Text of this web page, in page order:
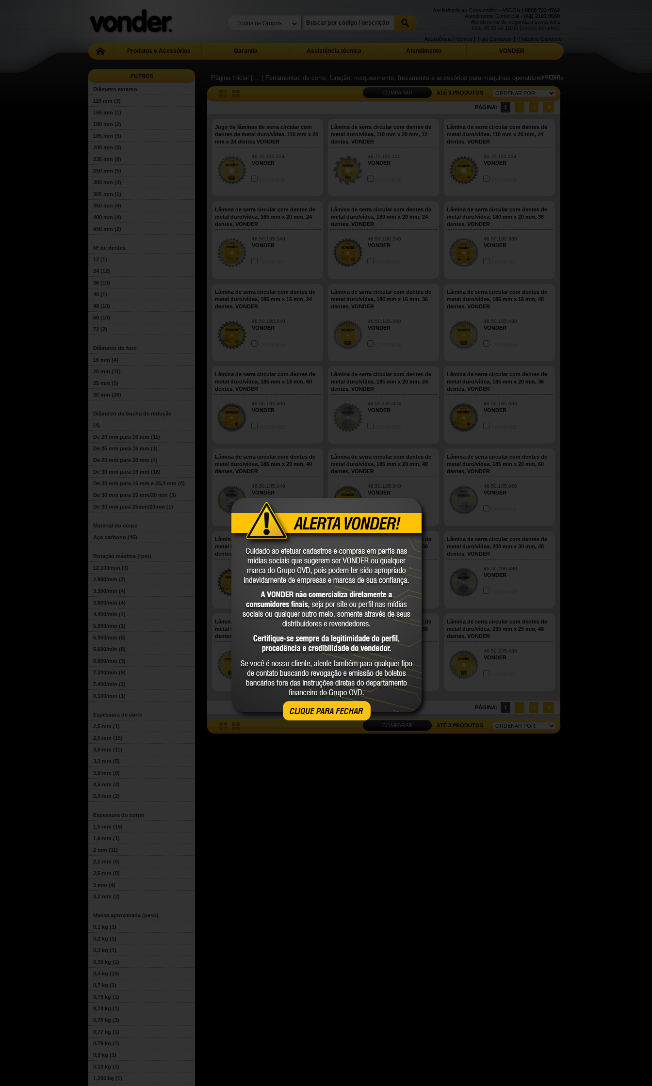
CLIQUE PARA FECHAR
Assistência ao Consumidor - ASCON | 0800 723 4762
Atendimento Comercial - (41) 2101 0550
Atendimento de segunda a sexta-feira
Das 08:00 às 18:00 (exceto feriados)
Trabalhe Conosco
Fale Conosco
Assistência Técnica
Produtos e Acessórios Garantia Assistência técnica Atendimento VONDER
FILTROS
Diâmetro externo
110 mm (3)
165 mm (1)
180 mm (2)
185 mm (9)
200 mm (3)
235 mm (8)
250 mm (5)
300 mm (4)
305 mm (1)
350 mm (4)
400 mm (4)
450 mm (2)
Nº de dentes
12 (1)
24 (12)
36 (10)
40 (1)
48 (10)
60 (10)
72 (2)
Diâmetro do furo
16 mm (4)
20 mm (11)
25 mm (5)
30 mm (26)
Diâmetro da bucha de redução
(4)
De 20 mm para 16 mm (11)
De 25 mm para 16 mm (1)
De 25 mm para 20 mm (4)
De 30 mm para 16 mm (18)
De 30 mm para 16 mm e 25,4 mm (4)
De 30 mm para 25 mm/20 mm (3)
De 30 mm para 25mm/20mm (1)
Material do corpo
Aço carbono (46)
Rotação máxima (rpm)
12.100/min (3)
2.900/min (2)
3.300/min (4)
3.800/min (4)
4.400/min (4)
5.000/min (1)
5.300/min (5)
5.600/min (8)
6.600/min (3)
7.200/min (9)
7.400/min (2)
8.100/min (1)
Espessura de corte
2,5 mm (1)
2,6 mm (15)
3,0 mm (11)
3,2 mm (5)
3,8 mm (8)
4,5 mm (4)
5,0 mm (2)
Espessura do corpo
1,5 mm (15)
1,9 mm (1)
2 mm (11)
2,2 mm (5)
2,5 mm (8)
3 mm (4)
3,2 mm (2)
Massa aproximada (peso)
0,1 kg (1)
0,2 kg (1)
0,3 kg (1)
0,35 kg (1)
0,4 kg (10)
0,7 kg (1)
0,73 kg (1)
0,74 kg (1)
0,75 kg (3)
0,77 kg (1)
0,79 kg (1)
0,9 kg (1)
0.13 kg (1)
1,200 kg (1)
Página Inicial | ... | Ferramentas de corte, furação, rosqueamento, fresamento e acessórios para máquinas operatrizes | Corte
« VOLTAR
COMPARAR ATÉ 3 PRODUTOS
PÁGINA: 1 2 3
Jogo de lâminas de serra circular com
dentes de metal duro/vídea, 110 mm x 20
mm x 24 dentes VONDER
46.75.113.224
VONDER
Lâmina de serra circular com dentes de
metal duro/vídea, 110 mm x 20 mm, 12
dentes, VONDER
46.75.110.120
VONDER
Lâmina de serra circular com dentes de
metal duro/vídea, 110 mm x 20 mm, 24
dentes, VONDER
46.75.110.224
VONDER
Lâmina de serra circular com dentes de
metal duro/vídea, 165 mm x 20 mm, 24
dentes, VONDER
46.50.165.240
VONDER
Lâmina de serra circular com dentes de
metal duro/vídea, 180 mm x 20 mm, 24
dentes, VONDER
46.50.180.240
VONDER
Lâmina de serra circular com dentes de
metal duro/vídea, 180 mm x 20 mm, 36
dentes, VONDER
46.50.180.360
VONDER
Lâmina de serra circular com dentes de
metal duro/vídea, 185 mm x 16 mm, 24
dentes, VONDER
46.50.185.240
VONDER
Lâmina de serra circular com dentes de
metal duro/vídea, 185 mm x 16 mm, 36
dentes, VONDER
46.50.185.360
VONDER
Lâmina de serra circular com dentes de
metal duro/vídea, 185 mm x 16 mm, 48
dentes, VONDER
46.50.185.480
VONDER
Lâmina de serra circular com dentes de
metal duro/vídea, 185 mm x 16 mm, 60
dentes, VONDER
46.50.185.600
VONDER
Lâmina de serra circular com dentes de
metal duro/vídea, 185 mm x 20 mm, 24
dentes, VONDER
46.50.185.024
VONDER
Lâmina de serra circular com dentes de
metal duro/vídea, 185 mm x 20 mm, 36
dentes, VONDER
46.50.185.036
VONDER
Lâmina de serra circular com dentes de
metal duro/vídea, 185 mm x 20 mm, 40
dentes, VONDER
46.50.185.040
VONDER
COMPARE
Lâmina de serra circular com dentes de
metal duro/vídea, 185 mm x 20 mm, 48
dentes, VONDER
46.50.185.048
VONDER
Lâmina de serra circular com dentes de
metal duro/vídea, 185 mm x 20 mm, 60
dentes, VONDER
46.50.185.060
VONDER
Lâmina de serra circular com dentes de
metal duro/vídea, 200 mm x 30 mm, 24
dentes, VONDER
46.50.200.240
VONDER
COMPARE
Lâmina de serra circular com dentes de
metal duro/vídea, 200 mm x 30 mm, 36
dentes, VONDER
46.50.200.360
VONDER
COMPARE
Lâmina de serra circular com dentes de
metal duro/vídea, 200 mm x 30 mm, 48
dentes, VONDER
46.50.200.480
VONDER
Lâmina de serra circular com dentes de
metal duro/vídea, 235 mm x 25 mm, 24
dentes, VONDER
46.50.235.240
COMPARE
Lâmina de serra circular com dentes de
metal duro/vídea, 235 mm x 25 mm, 36
dentes, VONDER
46.50.235.360
VONDER
COMPARE
Lâmina de serra circular com dentes de
metal duro/vídea, 235 mm x 25 mm, 48
dentes, VONDER
46.50.235.480
VONDER
PÁGINA: 1 2 3
COMPARAR ATÉ 3 PRODUTOS